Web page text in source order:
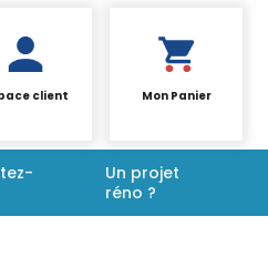
client Mon Panier
Un projet
réno ?